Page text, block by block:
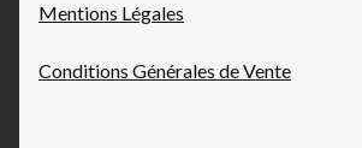
Mentions Légales
Conditions Générales deVente